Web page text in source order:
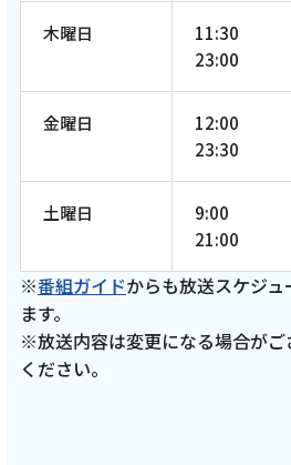
木曜日
11:30
23:00
金曜日
12:00
23:30
土曜日
9:00
21:00
※番組ガイドからも放送スケジ
ます。
※放送内容は変更になる場合が
ください。